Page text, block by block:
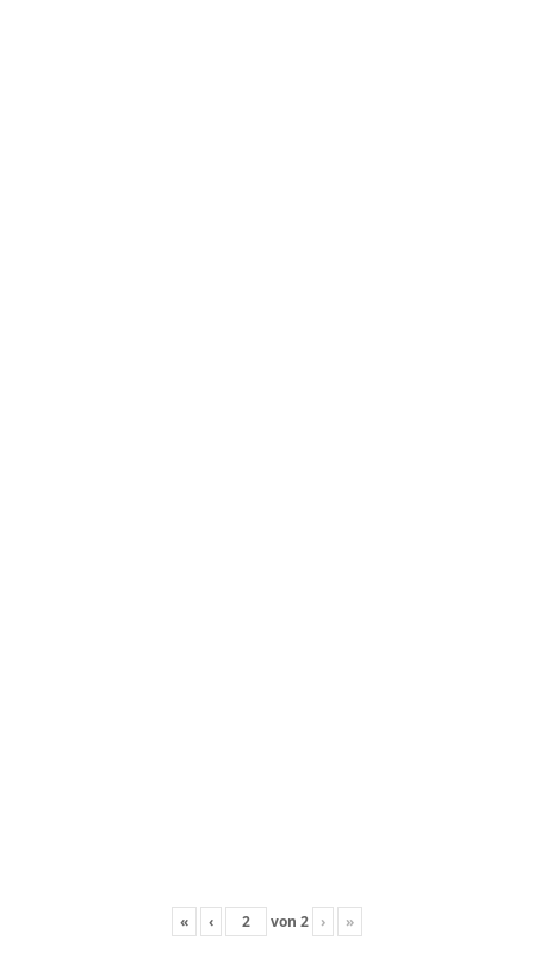
« ‹ von 2 › »